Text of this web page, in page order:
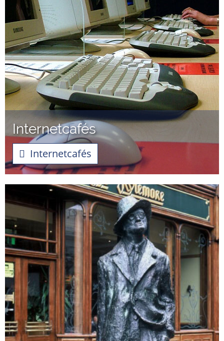
Internetcafés
Internetcafés